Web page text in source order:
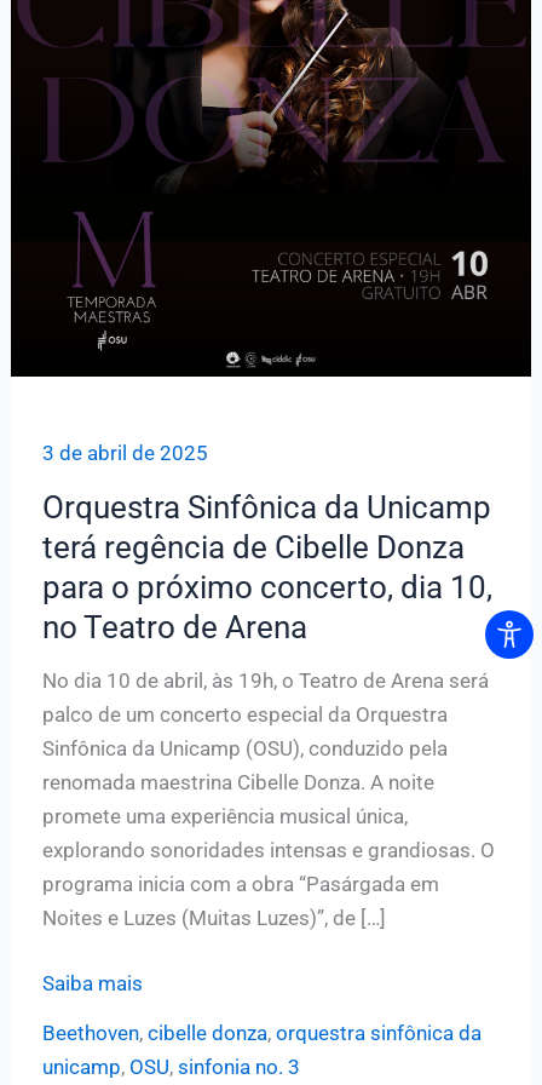
3 de abril de 2025
Orquestra Sinfônica da Unicamp
terá regência de Cibelle Donza
para o próximo concerto, dia 10,
no Teatro de Arena
No dia 10 de abril, às 19h, o Teatro de Arena será
palco de um concerto especial da Orquestra
Sinfônica da Unicamp (OSU), conduzido pela
renomada maestrina Cibelle Donza. A noite
promete uma experiência musical única,
explorando sonoridades intensas e grandiosas. O
programa inicia com a obra “Pasárgada em
Noites e Luzes (Muitas Luzes)”, de […]
Orquestra
Saiba mais
Beethoven, cibelle donza, orquestra sinfônica da
unicamp, OSU, sinfonia no. 3